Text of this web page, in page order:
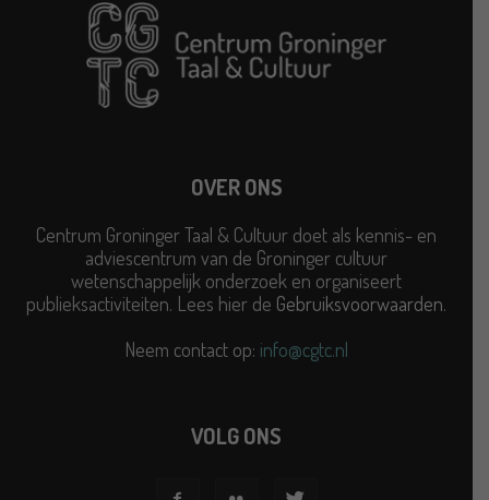
OVER ONS
Centrum Groninger Taal & Cultuur doet als kennis- en
adviescentrum van de Groninger cultuur
wetenschappelijk onderzoek en organiseert
publieksactiviteiten. Lees hier de Gebruiksvoorwaarden.
Neem contact op: info@cgtc.nl
VOLG ONS